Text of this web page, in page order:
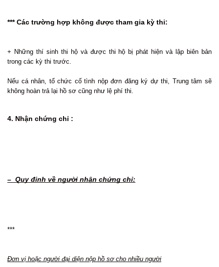
*** Các trường hợp không được tham gia kỳ thi:
+ Những thí sinh thi hộ và được thi hộ bị phát hiện và lập biên bản
trong các kỳ thi trước.
Nếu cá nhân, tổ chức cố tình nộp đơn đăng ký dự thi, Trung tâm sẽ
không hoàn trả lại hồ sơ cũng như lệ phí thi.
4. Nhận chứng chỉ :
– Quy đinh về người nhận chứng chỉ:
***
Đơn vị hoặc người đại diện nộp hồ sơ cho nhiều người